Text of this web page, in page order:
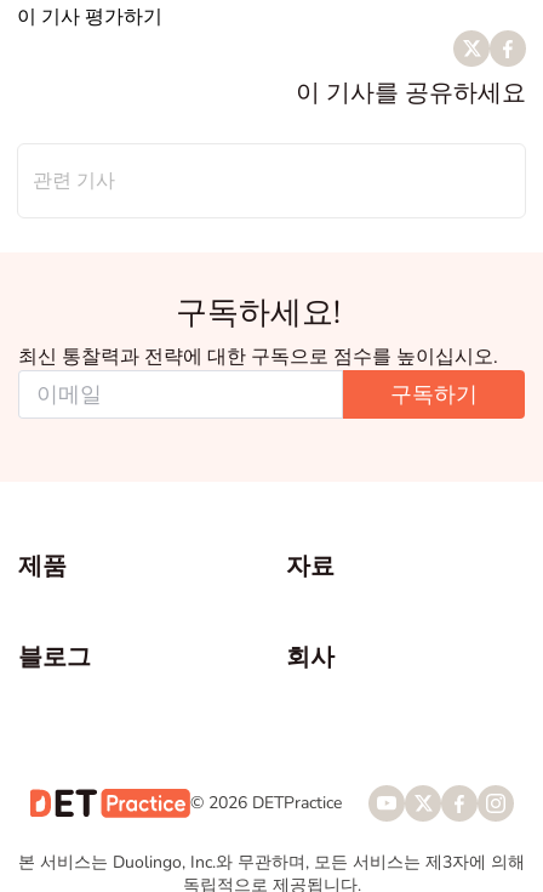
이 기사 평가하기
이 기사를 공유하세요
관련 기사
구독하세요!
최신 통찰력과 전략에 대한 구독으로 점수를 높이십시오.
구독하기
제품 자료
블로그 회사
© 2026 DETPractice
본 서비스는 Duolingo, Inc.와 무관하며, 모든 서비스는 제3자에 의해
독립적으로 제공됩니다.